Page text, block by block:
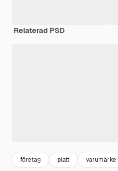
Relaterad PSD
företag platt varumärke